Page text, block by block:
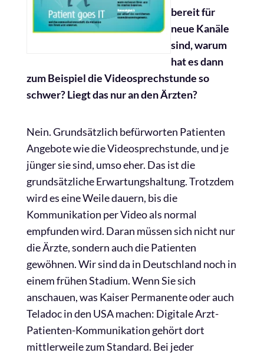
bereit für
neue Kanäle
sind, warum
hat es dann
zum Beispiel die Videosprechstunde so
schwer? Liegt das nur an den Ärzten?
Nein. Grundsätzlich befürworten Patienten
Angebote wie die Videosprechstunde, und je
jünger sie sind, umso eher. Das ist die
grundsätzliche Erwartungshaltung. Trotzdem
wird es eine Weile dauern, bis die
Kommunikation per Video als normal
empfunden wird. Daran müssen sich nicht nur
die Ärzte, sondern auch die Patienten
gewöhnen. Wir sind da in Deutschland noch in
einem frühen Stadium. Wenn Sie sich
anschauen, was Kaiser Permanente oder auch
Teladoc in den USA machen: Digitale Arzt-
Patienten-Kommunikation gehört dort
mittlerweile zum Standard. Bei jeder